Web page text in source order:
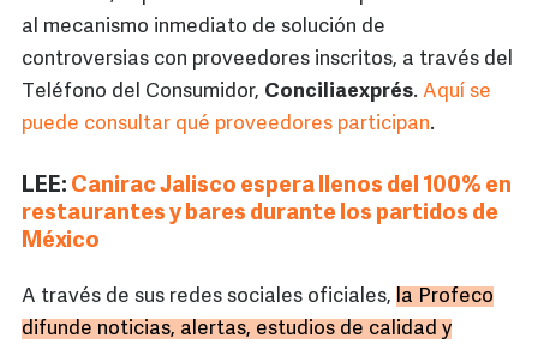
al mecanismo inmediato de solución de
controversias con proveedores inscritos, a través del
Teléfono del Consumidor, Conciliaexprés. Aquí se
puede consultar qué proveedores participan.
LEE: Canirac Jalisco espera llenos del 100% en
restaurantes y bares durante los partidos de
México
A través de sus redes sociales oficiales, la Profeco
difunde noticias, alertas, estudios de calidad y